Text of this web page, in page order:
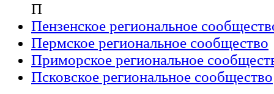
П
Пензенское региональное
Пермское региональное сообщество
Приморское региональное
Псковское региональное сообщество